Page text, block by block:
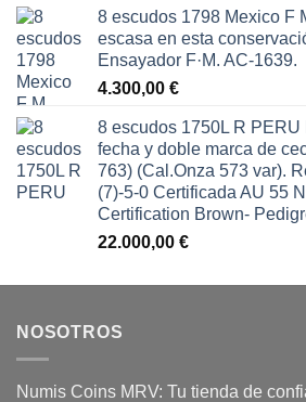
8 escudos 1798 Mexico F
escasa en esta
Ensayador F·M. AC-1639.
4.300,00 €
8 escudos 1750L R
fecha y doble marca de
763) (Cal.Onza 573 var).
(7)-5-0 Certificada AU 55
Certification Brown-
22.000,00 €
NOSOTROS
Numis Coins MRV: Tu tienda de